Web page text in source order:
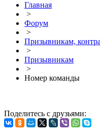
Главная
>
Форум
>
Призывникам,
>
Призывникам
>
Номер команды
Поделитесь с друзьями: